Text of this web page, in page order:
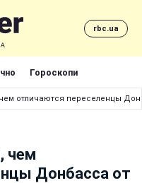
rbc.ua
Гороскопи
отличаются переселенцы
чем
Донбасса от